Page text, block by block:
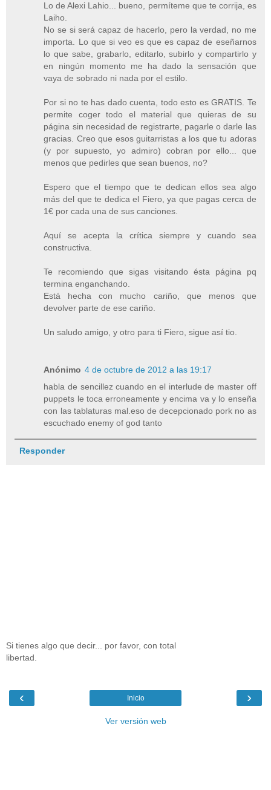
Lo de Alexi Lahio... bueno, permíteme que te corrija, es
Laiho.
No se si será capaz de hacerlo, pero la verdad, no me
importa. Lo que si veo es que es capaz de eseñarnos
lo que sabe, grabarlo, editarlo, subirlo y compartirlo y
en ningún momento me ha dado la sensación que
vaya de sobrado ni nada por el estilo.
Por si no te has dado cuenta, todo esto es GRATIS. Te
permite coger todo el material que quieras de su
página sin necesidad de registrarte, pagarle o darle las
gracias. Creo que esos guitarristas a los que tu adoras
(y por supuesto, yo admiro) cobran por ello... que
menos que pedirles que sean buenos, no?
Espero que el tiempo que te dedican ellos sea algo
más del que te dedica el Fiero, ya que pagas cerca de
1€ por cada una de sus canciones.
Aquí se acepta la crítica siempre y cuando sea
constructiva.
Te recomiendo que sigas visitando ésta página pq
termina enganchando.
Está hecha con mucho cariño, que menos que
devolver parte de ese cariño.
Un saludo amigo, y otro para ti Fiero, sigue así tio.
Anónimo 4 de octubre de 2012 a las 19:17
habla de sencillez cuando en el interlude de master off
puppets le toca erroneamente y encima va y lo enseña
con las tablaturas mal.eso de decepcionado pork no as
escuchado enemy of god tanto
Responder
Si tienes algo que decir... por favor, con total
libertad.
‹ ›
Inicio
Ver versión web